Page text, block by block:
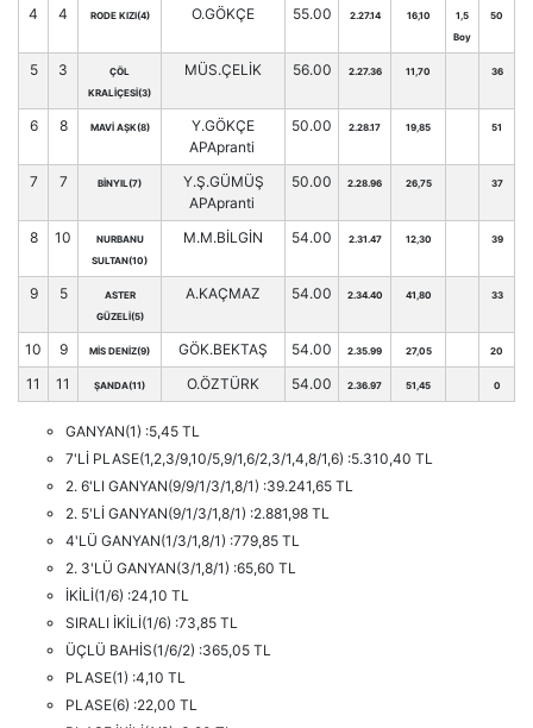
4 4 RODE KIZI(4) O.GÖKÇE 55.00 2.27.14 16,10
1,5
Boy
50
5 3
ÇÖL
KRALİÇESİ(3)
MÜS.ÇELİK 56.00 2.27.36 11,70 36
6 8 MAVİ AŞK(8)
Y.GÖKÇE
APApranti
50.00 2.28.17 19,85 51
7 7 BİNYIL(7)
Y.Ş.GÜMÜŞ
APApranti
50.00 2.28.96 26,75 37
8 10
NURBANU
SULTAN(10)
M.M.BİLGİN 54.00 2.31.47 12,30 39
9 5
ASTER
GÜZELİ(5)
A.KAÇMAZ 54.00 2.34.40 41,80 33
10 9 MİS DENİZ(9) GÖK.BEKTAŞ 54.00 2.35.99 27,05 20
11 11 ŞANDA(11) O.ÖZTÜRK 54.00 2.36.97 51,45 0
GANYAN(1) :5,45 TL
7'Lİ PLASE(1,2,3/9,10/5,9/1,6/2,3/1,4,8/1,6) :5.310,40 TL
2. 6'LI GANYAN(9/9/1/3/1,8/1) :39.241,65 TL
2. 5'Lİ GANYAN(9/1/3/1,8/1) :2.881,98 TL
4'LÜ GANYAN(1/3/1,8/1) :779,85 TL
2. 3'LÜ GANYAN(3/1,8/1) :65,60 TL
İKİLİ(1/6) :24,10 TL
SIRALI İKİLİ(1/6) :73,85 TL
ÜÇLÜ BAHİS(1/6/2) :365,05 TL
PLASE(1) :4,10 TL
PLASE(6) :22,00 TL